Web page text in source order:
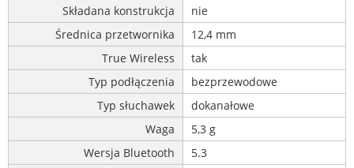
Składana konstrukcja
nie
Średnica przetwornika
12,4 mm
True Wireless
tak
Typ podłączenia
bezprzewodowe
Typ słuchawek
dokanałowe
Waga
5,3 g
Wersja Bluetooth
5.3